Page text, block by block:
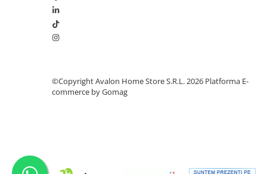
©Copyright Avalon Home Store S.R.L. 2026 Platforma E-
commerce by Gomag